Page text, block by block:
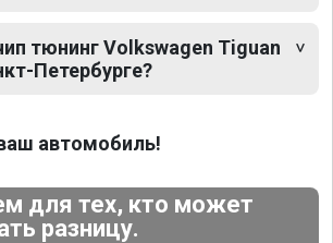
тюнинг Volkswagen Tiguan
Петербурге?
автомобиль!
для тех, кто может
разницу.